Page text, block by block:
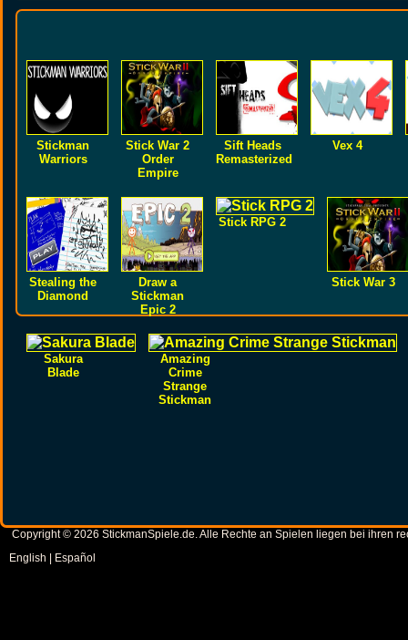
Stickman
Warriors
Stick War 2
Order
Empire
Sift Heads
Remasterized
Vex 4
Stealing the
Diamond
Draw a
Stickman
Epic 2
Stick RPG 2
Stick War 3
Sakura
Blade
Amazing
Crime
Strange
Stickman
Copyright © 2026 StickmanSpiele.de. Alle Rechte an Spielen liegen bei ihren
English
Español